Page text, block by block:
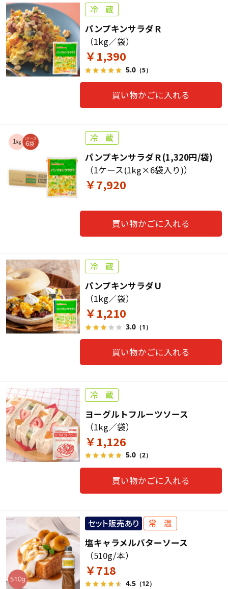
パンプキンサラダＲ
（1kg／袋）
￥1,390
5.0（5）
買い物かごに入れる
パンプキンサラダＲ(1,320円/袋)
（1ケース(1kg×6袋入り)）
￥7,920
買い物かごに入れる
パンプキンサラダＵ
（1kg／袋）
￥1,210
3.0（1）
買い物かごに入れる
ヨーグルトフルーツソース
（1kg／袋）
￥1,126
5.0（2）
買い物かごに入れる
塩キャラメルバターソース
（510g/本）
￥718
4.5（12）